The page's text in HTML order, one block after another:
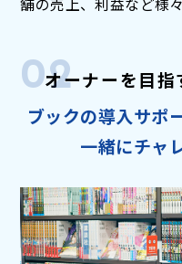
02
オーナーを目指
ブックの導入サポ
一緒にチャ